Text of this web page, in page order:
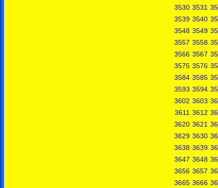
3530 3531
3539 3540
3548 3549
3557 3558
3566 3567
3575 3576
3584 3585
3593 3594
3602 3603
3611 3612
3620 3621
3629 3630
3638 3639
3647 3648
3656 3657
3665 3666